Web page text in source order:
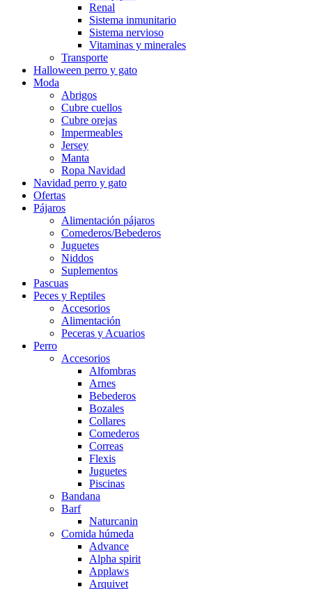
Renal
Sistema inmunitario
Sistema nervioso
Vitaminas y minerales
Transporte
Halloween perro y gato
Moda
Abrigos
Cubre cuellos
Cubre orejas
Impermeables
Jersey
Manta
Ropa Navidad
Navidad perro y gato
Ofertas
Pájaros
Alimentación pájaros
Comederos/Bebederos
Juguetes
Niddos
Suplementos
Pascuas
Peces y Reptiles
Accesorios
Alimentación
Peceras y Acuarios
Perro
Accesorios
Alfombras
Arnes
Bebederos
Bozales
Collares
Comederos
Correas
Flexis
Juguetes
Piscinas
Bandana
Barf
Naturcanin
Comida húmeda
Advance
Alpha spirit
Applaws
Arquivet